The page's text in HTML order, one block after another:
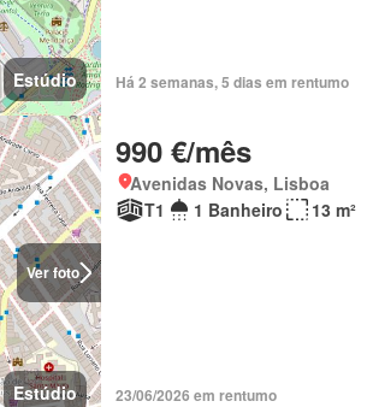
Estúdio Há 2 semanas, 5 dias em rentumo
Ver foto
Estúdio
990 €/mês
Avenidas Novas, Lisboa
T1
1 Banheiro 13 m²
23/06/2026 em rentumo